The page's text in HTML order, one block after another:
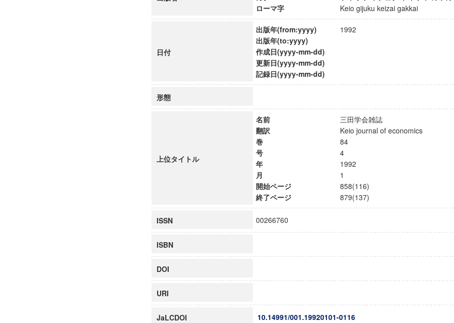
慶應義塾大学グローバルCOEプログラム市民社会ガバナンス教育研究センター
慶應義塾大学グローバルCOEプログラム論理と感性の先端的教育研究拠点
博士課程教育リーディングプログラム「超成熟社会発展のサイエンス」
ローマ字
Keio gijuku keizai gakkai
日付
出版年(from:yyyy)
1992
出版年(to:yyyy)
作成日(yyyy-mm-dd)
更新日(yyyy-mm-dd)
記録日(yyyy-mm-dd)
形態
上位タイトル
名前
三田学会雑誌
翻訳
Keio journal of economics
巻
84
号
4
年
1992
月
1
開始ページ
858(116)
終了ページ
879(137)
ISSN 00266760
ISBN
DOI
URI
JaLCDOI 10.14991/001.19920101-0116